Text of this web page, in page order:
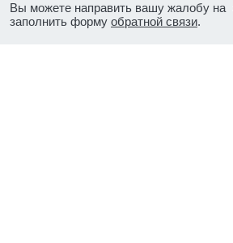
Вы можете направить вашу жалобу на
заполнить форму обратной связи.